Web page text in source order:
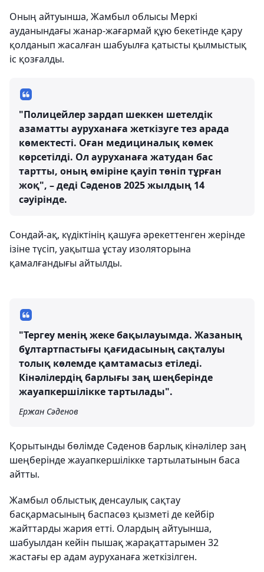
Оның айтуынша, Жамбыл облысы Меркі
ауданындағы жанар-жағармай құю бекетінде қару
қолданып жасалған шабуылға қатысты қылмыстық
іс қозғалды.
"Полицейлер зардап шеккен шетелдік
азаматты ауруханаға жеткізуге тез арада
көмектесті. Оған медициналық көмек
көрсетілді. Ол ауруханаға жатудан бас
тартты, оның өміріне қауіп төніп тұрған
жоқ", – деді Сәденов 2025 жылдың 14
сәуірінде.
Сондай-ақ, күдіктінің қашуға әрекеттенген жерінде
ізіне түсіп, уақытша ұстау изоляторына
қамалғандығы айтылды.
"Тергеу менің жеке бақылауымда. Жазаның
бұлтартпастығы қағидасының сақталуы
толық көлемде қамтамасыз етіледі.
Кінәлілердің барлығы заң шеңберінде
жауапкершілікке тартылады".
Ержан Сәденов
Қорытынды бөлімде Сәденов барлық кінәлілер заң
шеңберінде жауапкершілікке тартылатынын баса
айтты.
Жамбыл облыстық денсаулық сақтау
басқармасының баспасөз қызметі де кейбір
жайттарды жария етті. Олардың айтуынша,
шабуылдан кейін пышақ жарақаттарымен 32
жастағы ер адам ауруханаға жеткізілген.